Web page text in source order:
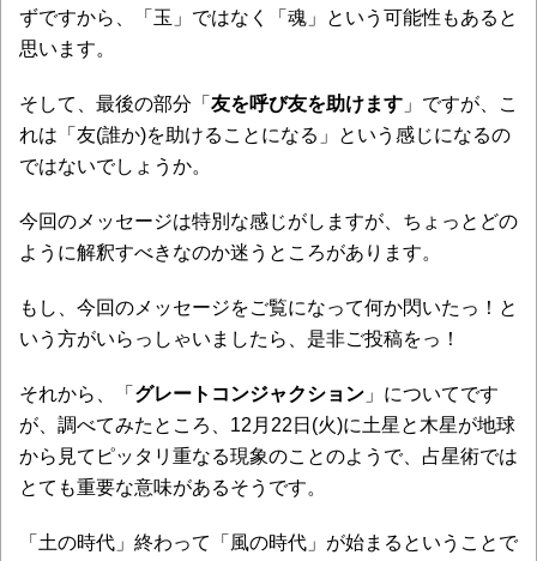
ずですから、「玉」ではなく「魂」という可能性もあると
思います。
そして、最後の部分「 友を呼び友を助けます 」ですが、こ
れは「友(誰か)を助けることになる」という感じになるの
ではないでしょうか。
今回のメッセージは特別な感じがしますが、ちょっとどの
ように解釈すべきなのか迷うところがあります。
もし、今回のメッセージをご覧になって何か閃いたっ！と
いう方がいらっしゃいましたら、是非ご投稿をっ！
それから、「 グレートコンジャクション 」についてです
が、調べてみたところ、12月22日(火)に土星と木星が地球
から見てピッタリ重なる現象のことのようで、占星術では
とても重要な意味があるそうです。
「土の時代」終わって「風の時代」が始まるということで